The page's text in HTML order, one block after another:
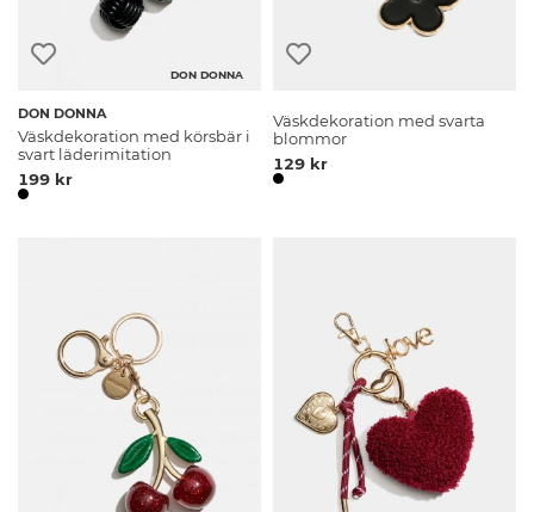
DON DONNA
DON DONNA
Väskdekoration med körsbär i
svart läderimitation
199 kr
Väskdekoration med svarta
blommor
129 kr